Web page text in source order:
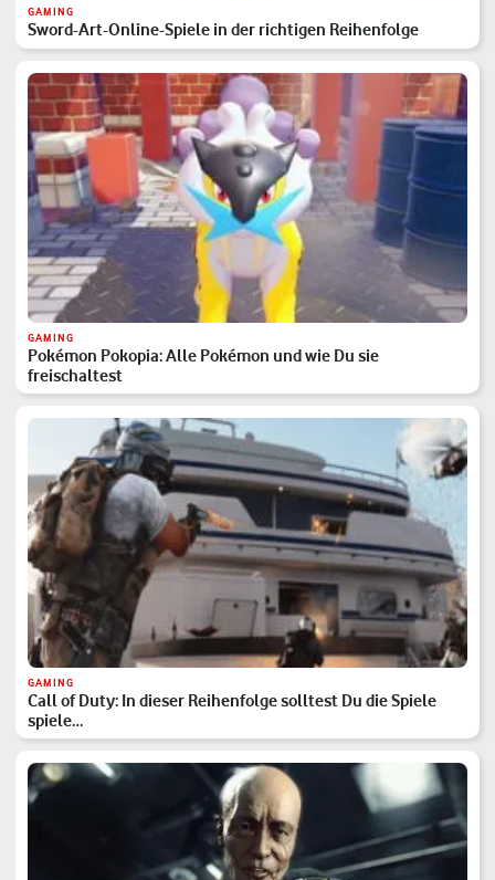
GAMING
Sword-Art-Online-Spiele in der richtigen Reihenfolge
GAMING
Pokémon Pokopia: Alle Pokémon und wie Du sie
freischaltest
GAMING
Call of Duty: In dieser Reihenfolge solltest Du die Spiele
spiele…